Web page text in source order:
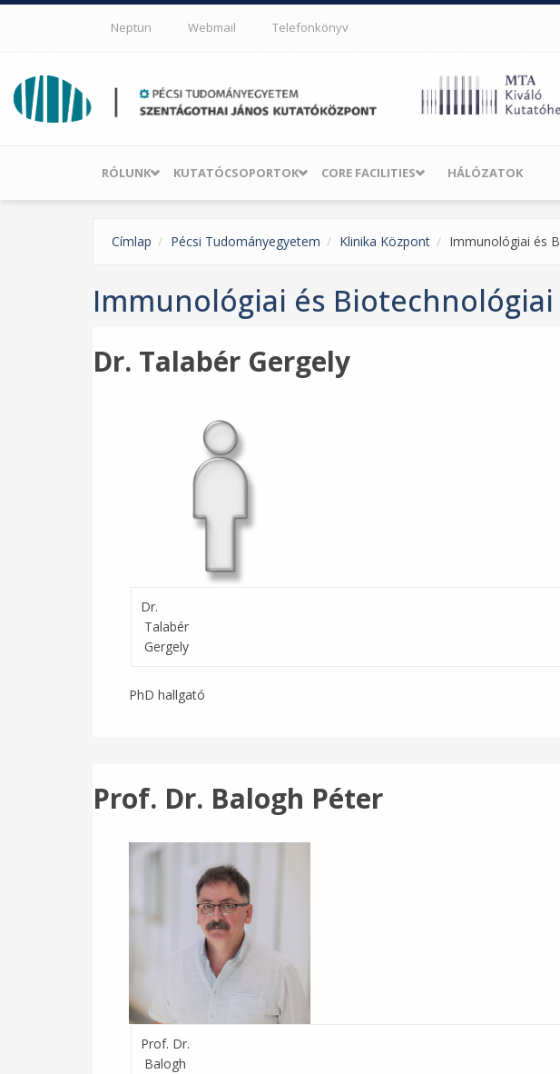
Ugrás a tartalomra
Neptun Webmail Telefonkönyv
RÓLUNK KUTATÓCSOPORTOK CORE FACILITIES HÁLÓZATOK
Címlap Pécsi Tudományegyetem Klinika Központ Immunológiai és
Immunológiai és
Dr. Talabér Gergely
Dr.
Talabér
Gergely
PhD hallgató
Prof. Dr. Balogh Péter
Prof. Dr.
Balogh